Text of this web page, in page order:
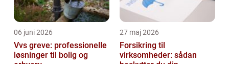
06 juni 2026
Vvs greve: professionelle
løsninger til bolig og
27 maj 2026
Forsikring til
virksomheder: sådan